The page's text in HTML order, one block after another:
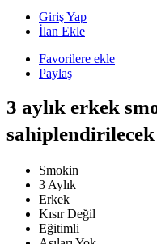
Giriş Yap
İlan Ekle
Favorilere ekle
Paylaş
3 aylık erkek
sahiplendirilecek
Smokin
3 Aylık
Erkek
Kısır Değil
Eğitimli